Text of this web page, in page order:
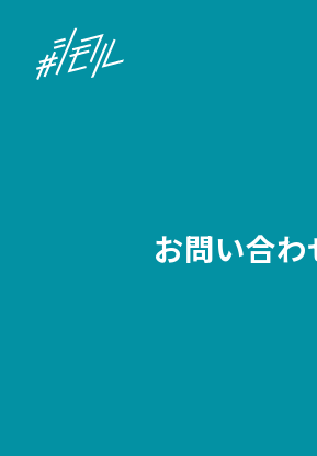
お問い合わ